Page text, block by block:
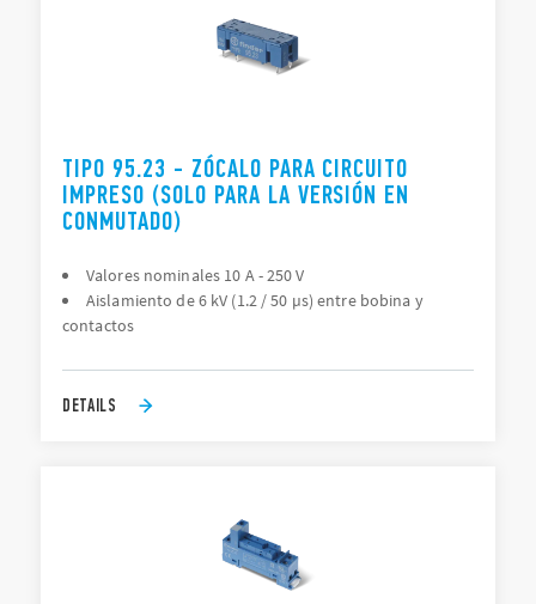
TIPO 95.23 - ZÓCALO PARA CIRCUITO
IMPRESO (SOLO PARA LA VERSIÓN EN
CONMUTADO)
Valores nominales 10 A - 250 V
Aislamiento de 6 kV (1.2 / 50 µs) entre bobina y
contactos
DETAILS